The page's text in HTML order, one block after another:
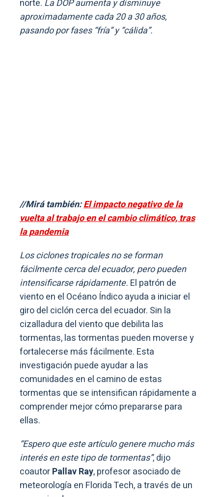
norte. La DOP aumenta y disminuye
aproximadamente cada 20 a 30 años,
pasando por fases “fría” y “cálida”.
//Mirá también:El impacto negativo de la
vuelta al trabajo en el cambio climático, tras
la pandemia
Los ciclones tropicales no se forman
fácilmente cerca del ecuador, pero pueden
intensificarse rápidamente. El patrón de
viento en el Océano Índico ayuda a iniciar el
giro del ciclón cerca del ecuador. Sin la
cizalladura del viento que debilita las
tormentas, las tormentas pueden moverse y
fortalecerse más fácilmente. Esta
investigación puede ayudar a las
comunidades en el camino de estas
tormentas que se intensifican rápidamente a
comprender mejor cómo prepararse para
ellas.
“Espero que este artículo genere mucho más
interés en este tipo de tormentas”, dijo
coautorPallav Ray, profesor asociado de
meteorología en Florida Tech, a través de un